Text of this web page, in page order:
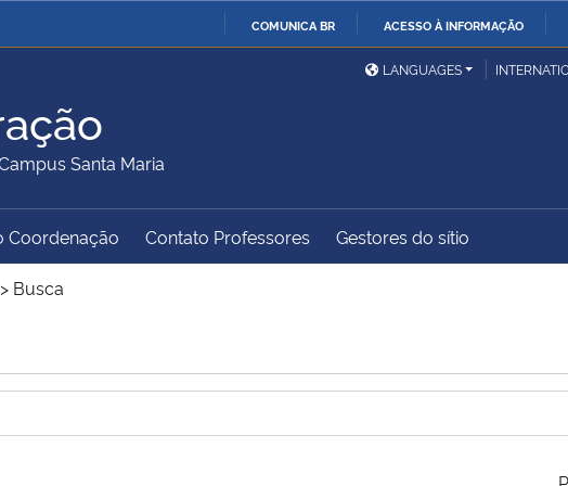
COMUNICA BR ACESSO À INFORMAÇÃO
e
Ministério da Defesa
Ministério das Relações
Exteriores
Ministério do
Controladoria-Geral da
LANGUAGES
Santa Maria
Coordenação Contato Professores Gestores do sítio
> Busca